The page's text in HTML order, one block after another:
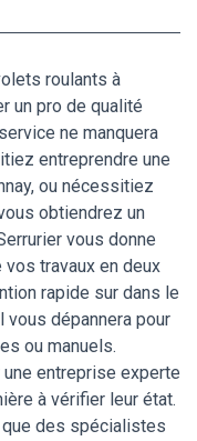
roulants à
un pro de qualité
ne manquera
entreprendre une
ou nécessitiez
obtiendrez un
vous donne
vos travaux en deux
rapide sur dans le
vous dépannera pour
ou manuels.
entreprise experte
à vérifier leur état.
des spécialistes